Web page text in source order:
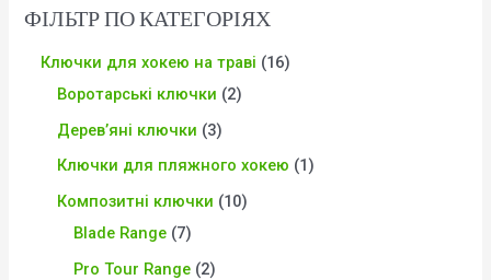
ФІЛЬТР ПО КАТЕГОРІЯХ
Ключки для хокею на траві
16
Воротарські ключки
2
Дерев’яні ключки
3
Ключки для пляжного хокею
1
Композитні ключки
10
Blade Range 7
Pro Tour Range 2